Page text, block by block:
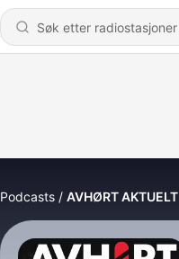
Podcasts AVHØRT AKTUELT